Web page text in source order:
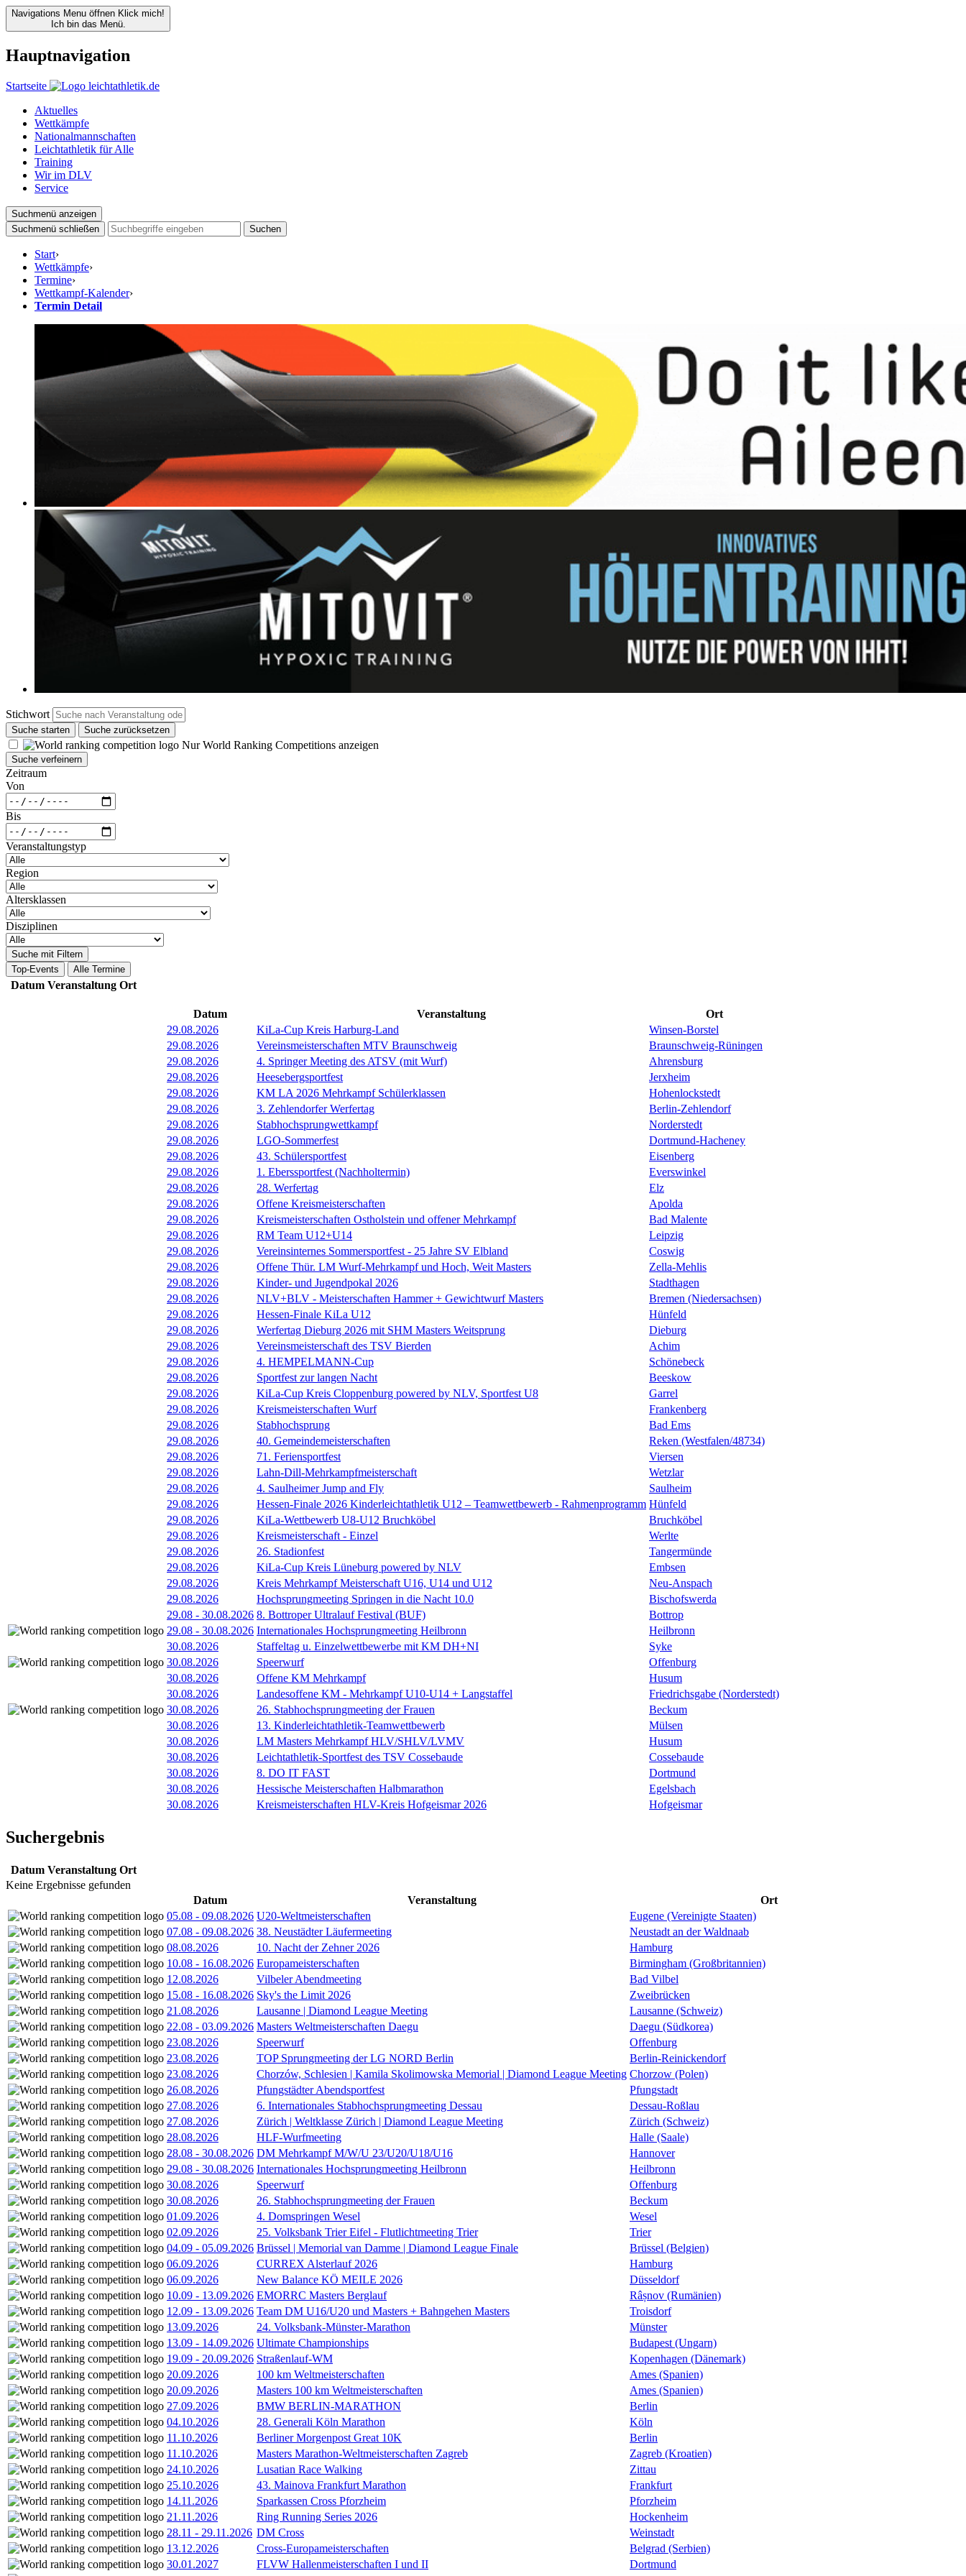
Navigations Menu öffnen Klick mich!
Ich bin das Menü.
Hauptnavigation
Startseite
Aktuelles
Wettkämpfe
Nationalmannschaften
Leichtathletik für Alle
Training
Wir im DLV
Service
Suchmenü anzeigen
Suchmenü schließen
Suchen
Start›
Wettkämpfe›
Termine›
Wettkampf-Kalender›
Termin Detail
Stichwort
Suche starten Suche zurücksetzen
Nur World Ranking Competitions anzeigen
Suche verfeinern
Zeitraum
Von
Bis
Veranstaltungstyp
Region
Altersklassen
Disziplinen
Suche mit Filtern
Top-Events
Alle Termine
Datum Veranstaltung Ort
Datum Veranstaltung
Ort
29.08.2026
KiLa-Cup Kreis Harburg-Land
Winsen-Borstel
29.08.2026
Vereinsmeisterschaften MTV Braunschweig
Braunschweig-Rüningen
29.08.2026
4. Springer Meeting des ATSV (mit Wurf)
Ahrensburg
29.08.2026
Heesebergsportfest
Jerxheim
29.08.2026
KM LA 2026 Mehrkampf Schülerklassen
Hohenlockstedt
29.08.2026
3. Zehlendorfer Werfertag
Berlin-Zehlendorf
29.08.2026
Stabhochsprungwettkampf
Norderstedt
29.08.2026
LGO-Sommerfest
Dortmund-Hacheney
29.08.2026
43. Schülersportfest
Eisenberg
29.08.2026
1. Eberssportfest (Nachholtermin)
Everswinkel
29.08.2026
28. Werfertag
Elz
29.08.2026
Offene Kreismeisterschaften
Apolda
29.08.2026
Kreismeisterschaften Ostholstein und offener Mehrkampf
Bad Malente
29.08.2026
RM Team U12+U14
Leipzig
29.08.2026
Vereinsinternes Sommersportfest - 25 Jahre SV Elbland
Coswig
29.08.2026
Offene Thür. LM Wurf-Mehrkampf und Hoch, Weit Masters
Zella-Mehlis
29.08.2026
Kinder- und Jugendpokal 2026
Stadthagen
29.08.2026
NLV+BLV - Meisterschaften Hammer + Gewichtwurf Masters
Bremen (Niedersachsen)
29.08.2026
Hessen-Finale KiLa U12
Hünfeld
29.08.2026
Werfertag Dieburg 2026 mit SHM Masters Weitsprung
Dieburg
29.08.2026
Vereinsmeisterschaft des TSV Bierden
Achim
29.08.2026
4. HEMPELMANN-Cup
Schönebeck
29.08.2026
Sportfest zur langen Nacht
Beeskow
29.08.2026
KiLa-Cup Kreis Cloppenburg powered by NLV, Sportfest U8
Garrel
29.08.2026
Kreismeisterschaften Wurf
Frankenberg
29.08.2026
Stabhochsprung
Bad Ems
29.08.2026
40. Gemeindemeisterschaften
Reken (Westfalen/48734)
29.08.2026
71. Feriensportfest
Viersen
29.08.2026
Lahn-Dill-Mehrkampfmeisterschaft
Wetzlar
29.08.2026
4. Saulheimer Jump and Fly
Saulheim
29.08.2026
Hessen-Finale 2026 Kinderleichtathletik U12 – Teamwettbewerb - Rahmenprogramm Hünfeld
29.08.2026
KiLa-Wettbewerb U8-U12 Bruchköbel
Bruchköbel
29.08.2026
Kreismeisterschaft - Einzel
Werlte
29.08.2026
26. Stadionfest
Tangermünde
29.08.2026
KiLa-Cup Kreis Lüneburg powered by NLV
Embsen
29.08.2026
Kreis Mehrkampf Meisterschaft U16, U14 und U12
Neu-Anspach
29.08.2026
Hochsprungmeeting Springen in die Nacht 10.0
Bischofswerda
29.08 - 30.08.2026 8. Bottroper Ultralauf Festival (BUF)
Bottrop
29.08 - 30.08.2026 Internationales Hochsprungmeeting Heilbronn
Heilbronn
30.08.2026
Staffeltag u. Einzelwettbewerbe mit KM DH+NI
Syke
30.08.2026
Speerwurf
Offenburg
30.08.2026
Offene KM Mehrkampf
Husum
30.08.2026
Landesoffene KM - Mehrkampf U10-U14 + Langstaffel
Friedrichsgabe (Norderstedt)
30.08.2026
26. Stabhochsprungmeeting der Frauen
Beckum
30.08.2026
13. Kinderleichtathletik-Teamwettbewerb
Mülsen
30.08.2026
LM Masters Mehrkampf HLV/SHLV/LVMV
Husum
30.08.2026
Leichtathletik-Sportfest des TSV Cossebaude
Cossebaude
30.08.2026
8. DO IT FAST
Dortmund
30.08.2026
Hessische Meisterschaften Halbmarathon
Egelsbach
30.08.2026
Kreismeisterschaften HLV-Kreis Hofgeismar 2026 Hofgeismar
Suchergebnis
Datum Veranstaltung Ort
Keine Ergebnisse gefunden
Datum
Veranstaltung
Ort
05.08 - 09.08.2026 U20-Weltmeisterschaften
Eugene (Vereinigte Staaten)
07.08 - 09.08.2026 38. Neustädter Läufermeeting
Neustadt an der Waldnaab
08.08.2026
10. Nacht der Zehner 2026
Hamburg
10.08 - 16.08.2026 Europameisterschaften
Birmingham (Großbritannien)
12.08.2026
Vilbeler Abendmeeting
Bad Vilbel
15.08 - 16.08.2026 Sky's the Limit 2026
Zweibrücken
21.08.2026
Lausanne | Diamond League Meeting
Lausanne (Schweiz)
22.08 - 03.09.2026 Masters Weltmeisterschaften Daegu
Daegu (Südkorea)
23.08.2026
Speerwurf
Offenburg
23.08.2026
TOP Sprungmeeting der LG NORD Berlin
Berlin-Reinickendorf
23.08.2026
Chorzów, Schlesien | Kamila Skolimowska Memorial | Diamond League Meeting Chorzow (Polen)
26.08.2026
Pfungstädter Abendsportfest
Pfungstadt
27.08.2026
6. Internationales Stabhochsprungmeeting Dessau
Dessau-Roßlau
27.08.2026
Zürich | Weltklasse Zürich | Diamond League Meeting
Zürich (Schweiz)
28.08.2026
HLF-Wurfmeeting
Halle (Saale)
28.08 - 30.08.2026 DM Mehrkampf M/W/U 23/U20/U18/U16
Hannover
29.08 - 30.08.2026 Internationales Hochsprungmeeting Heilbronn
Heilbronn
30.08.2026
Speerwurf
Offenburg
30.08.2026
26. Stabhochsprungmeeting der Frauen
Beckum
01.09.2026
4. Domspringen Wesel
Wesel
02.09.2026
25. Volksbank Trier Eifel - Flutlichtmeeting Trier
Trier
04.09 - 05.09.2026 Brüssel | Memorial van Damme | Diamond League Finale
Brüssel (Belgien)
06.09.2026
CURREX Alsterlauf 2026
Hamburg
06.09.2026
New Balance KÖ MEILE 2026
Düsseldorf
10.09 - 13.09.2026 EMORRC Masters Berglauf
Râșnov (Rumänien)
12.09 - 13.09.2026 Team DM U16/U20 und Masters + Bahngehen Masters
Troisdorf
13.09.2026
24. Volksbank-Münster-Marathon
Münster
13.09 - 14.09.2026 Ultimate Championships
Budapest (Ungarn)
19.09 - 20.09.2026 Straßenlauf-WM
Kopenhagen (Dänemark)
20.09.2026
100 km Weltmeisterschaften
Ames (Spanien)
20.09.2026
Masters 100 km Weltmeisterschaften
Ames (Spanien)
27.09.2026
BMW BERLIN-MARATHON
Berlin
04.10.2026
28. Generali Köln Marathon
Köln
11.10.2026
Berliner Morgenpost Great 10K
Berlin
11.10.2026
Masters Marathon-Weltmeisterschaften Zagreb
Zagreb (Kroatien)
24.10.2026
Lusatian Race Walking
Zittau
25.10.2026
43. Mainova Frankfurt Marathon
Frankfurt
14.11.2026
Sparkassen Cross Pforzheim
Pforzheim
21.11.2026
Ring Running Series 2026
Hockenheim
28.11 - 29.11.2026 DM Cross
Weinstadt
13.12.2026
Cross-Europameisterschaften
Belgrad (Serbien)
30.01.2027
FLVW Hallenmeisterschaften I und II
Dortmund